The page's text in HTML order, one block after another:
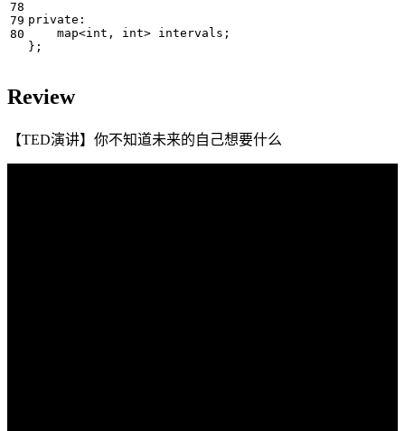
private :
map<int , int> intervals ;
};
Review
【TED演讲】你不知道未来的自己想要什么